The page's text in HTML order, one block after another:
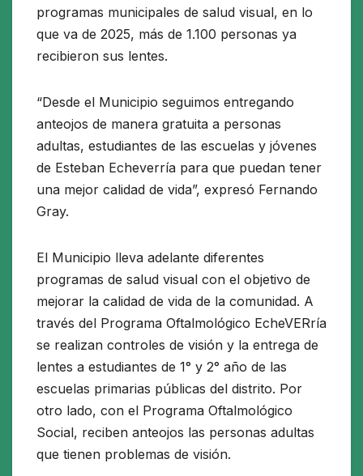
programas municipales de salud visual, en lo
que va de 2025, más de 1.100 personas ya
recibieron sus lentes.
“Desde el Municipio seguimos entregando
anteojos de manera gratuita a personas
adultas, estudiantes de las escuelas y jóvenes
de Esteban Echeverría para que puedan tener
una mejor calidad de vida”, expresó Fernando
Gray.
El Municipio lleva adelante diferentes
programas de salud visual con el objetivo de
mejorar la calidad de vida de la comunidad. A
través del Programa Oftalmológico EcheVERría
se realizan controles de visión y la entrega de
lentes a estudiantes de 1° y 2° año de las
escuelas primarias públicas del distrito. Por
otro lado, con el Programa Oftalmológico
Social, reciben anteojos las personas adultas
que tienen problemas de visión.